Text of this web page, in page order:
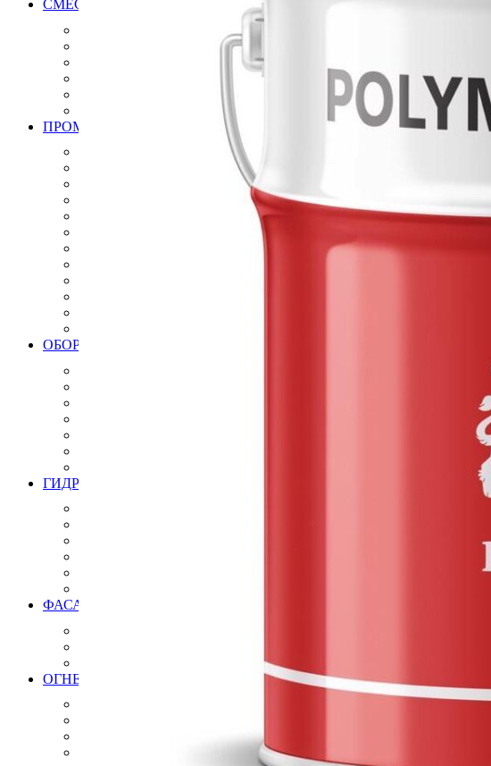
СМЕСИ РАСТВОРЫ ДЛЯ МОЩЕНИЯ БРУСЧАТКИ, КАМНЯ
Клей и затирка для плит натурального камня
Затирка для плит натурального камня
Дренажный раствор для брусчатки
ПРОМЫШЛЕННЫЕ ПОЛЫ
Полиуретан цементные полы
ОБОРУДОВАНИЕ ИНСТРУМЕНТЫ ДЛЯ ПРОМЫШЛЕННЫХ ПОЛОВ
ГИДРОИЗОЛЯЦИЯ
ФАСАДНЫЕ СИСТЕМЫ УТЕПЛЕНИЯ
Навесные системы утепления фасада
ОГНЕЗАЩИТНЫЕ СОСТАВЫ ПОКРЫТИЯ
Огнезащита композитных материалов